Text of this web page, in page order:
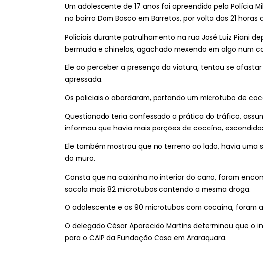
Um adolescente de 17 anos foi apreendido pela Polícia
no bairro Dom Bosco em Barretos, por volta das 21 horas
Policiais durante patrulhamento na rua José Luiz Piani
bermuda e chinelos, agachado mexendo em algo num
Ele ao perceber a presença da viatura, tentou se
apressada.
Os policiais o abordaram, portando um microtubo de
Questionado teria confessado a prática do tráfico,
informou que havia mais porções de cocaína,
Ele também mostrou que no terreno ao lado, havia
do muro.
Consta que na caixinha no interior do cano, foram
sacola mais 82 microtubos contendo a mesma droga.
O adolescente e os 90 microtubos com cocaína, foram
O delegado César Aparecido Martins determinou que o
para o CAIP da Fundação Casa em Araraquara.